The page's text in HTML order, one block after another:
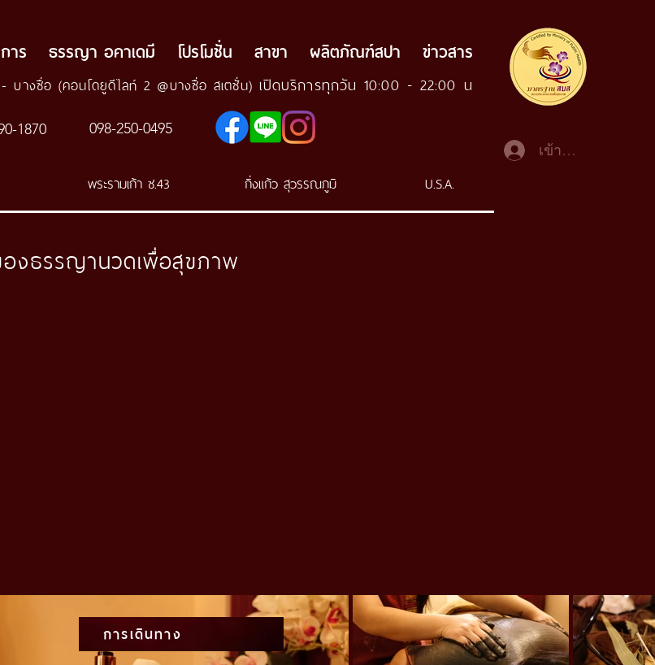
าร ธรรญา อคาเดมี โปรโมชั่น สาขา ผลิตภัณฑ์สปา ข่าวสาร
างซื่อ (คอนโดยูดีไลท์ 2 @บางซื่อ สเตชั่น) เปิดบริการทุกวัน 10:00 - 22:00 น
1870
098-250-0495
เข้าสู่ระบบ
พระรามเก้า ซ.43 กิ่งแก้ว สุวรรณภูมิ U.S.A.
งธรรญานวดเพื่อสุขภาพ
การเดินทาง